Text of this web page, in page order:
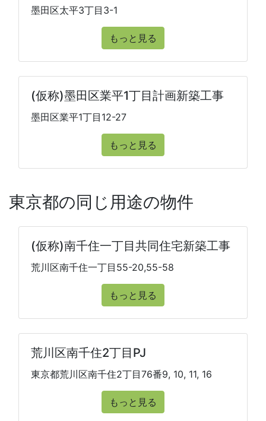
墨田区太平3丁目3-1
もっと見る
(仮称)墨田区業平1丁目計画新築工事
墨田区業平1丁目12-27
もっと見る
東京都の同じ用途の物件
(仮称)南千住一丁目共同住宅新築工事
荒川区南千住一丁目55-20,55-58
もっと見る
荒川区南千住2丁目PJ
東京都荒川区南千住2丁目76番9, 10, 11, 16
もっと見る